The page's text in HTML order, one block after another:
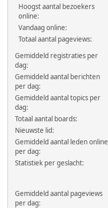
Hoogst aantal bezoekers
online:
Vandaag online:
Totaal aantal pageviews:
Gemiddeld registraties per
dag:
Gemiddeld aantal berichten
per dag:
Gemiddeld aantal topics per
dag:
Totaal aantal boards:
Nieuwste lid:
Gemiddeld aantal leden online
per dag:
Statistiek per geslacht:
Gemiddeld aantal pageviews
per dag: